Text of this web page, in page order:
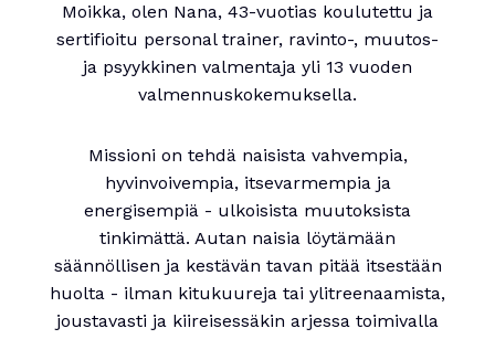
Moikka, olen Nana, 43-vuotias koulutettu ja
sertifioitu personal trainer, ravinto-, muutos-
ja psyykkinen valmentaja yli 13 vuoden
valmennuskokemuksella.
Missioni on tehdä naisista vahvempia,
hyvinvoivempia, itsevarmempia ja
energisempiä - ulkoisista muutoksista
tinkimättä. Autan naisia löytämään
säännöllisen ja kestävän tavan pitää itsestään
huolta - ilman kitukuureja tai ylitreenaamista,
joustavasti ja kiireisessäkin arjessa toimivalla